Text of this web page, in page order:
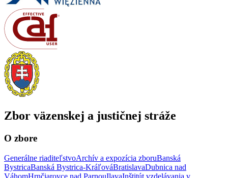
Zbor väzenskej a justičnej stráže
O zbore
Generálne riaditeľstvoArchív a expozícia zboruBanská
BystricaBanská Bystrica-KráľováBratislavaDubnica nad
VáhomHrnčiarovce nad ParnouIlavaInštitút vzdelávania v